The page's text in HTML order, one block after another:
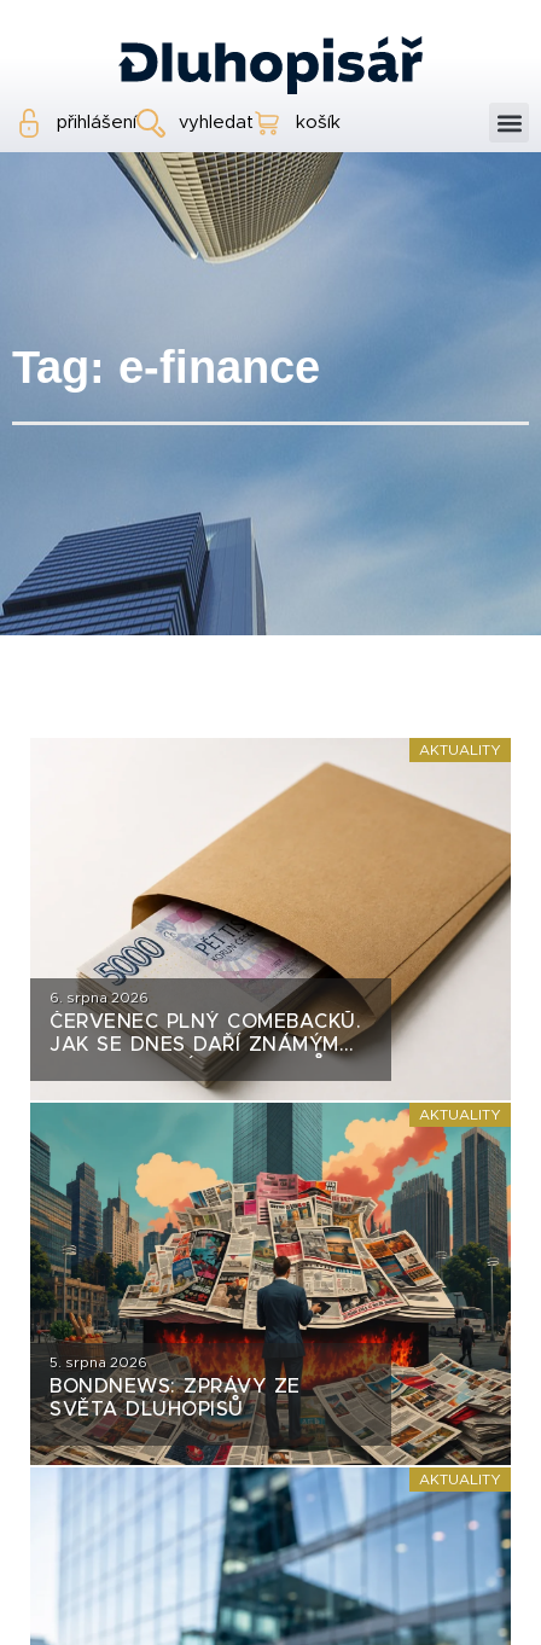
přihlášení vyhledat košík
Tag: e-finance
AKTUALITY
6. srpna 2026
ČERVENEC PLNÝ COMEBACKŮ.
JAK SE DNES DAŘÍ ZNÁMÝM
DLUHOPISOVÝM EMITENTŮM?
AKTUALITY
5. srpna 2026
BONDNEWS: ZPRÁVY ZE
SVĚTA DLUHOPISŮ
AKTUALITY